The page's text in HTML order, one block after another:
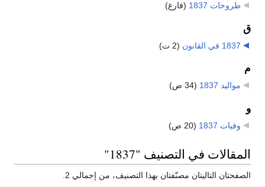
طروحات 1837 (فارغ)
ق
1837 في القانون (2 ت)
م
مواليد 1837 (34 ص)
و
وفيات 1837 (20 ص)
المقالات في التصنيف "1837"
الصفحتان التاليتان مصنّفتان بهذا التصنيف، من إجمالي 2.